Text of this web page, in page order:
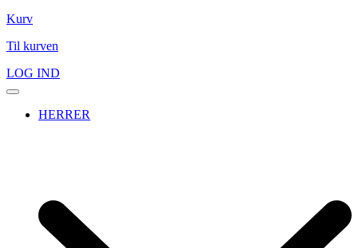
Kurv
Til kurven
LOG IND
HERRER